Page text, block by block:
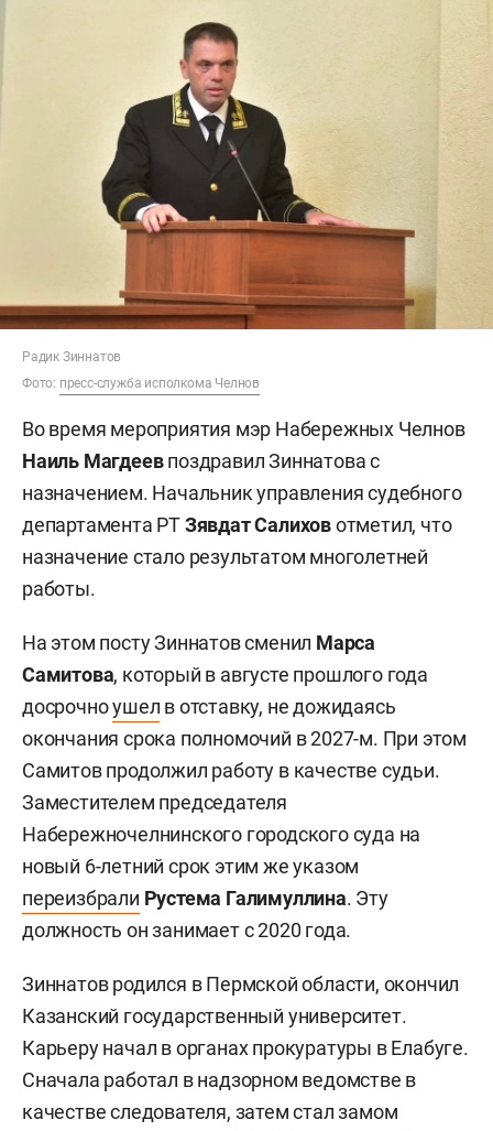
Радик Зиннатов
Фото: пресс-служба исполкома Челнов
Во время мероприятия мэр Набережных Челнов
Наиль Магдеевпоздравил Зиннатова с
назначением. Начальник управления судебного
департамента РТЗявдат Салиховотметил, что
назначение стало результатом многолетней
работы.
На этом посту Зиннатов сменил Марса
Самитова, который в августе прошлого года
досрочноушел в отставку, не дожидаясь
окончания срока полномочий в 2027-м. При этом
Самитов продолжил работу в качестве судьи.
Заместителем председателя
Набережночелнинского городского суда на
новый 6-летний срок этим же указом
переизбрали Рустема Галимуллина. Эту
должность он занимает с 2020 года.
Зиннатов родился в Пермской области, окончил
Казанский государственный университет.
Карьеру начал в органах прокуратуры в Елабуге.
Сначала работал в надзорном ведомстве в
качестве следователя, затем стал замом